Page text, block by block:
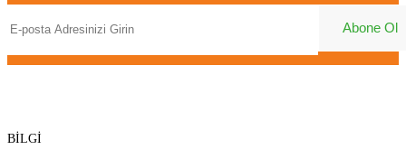
BİLGİ